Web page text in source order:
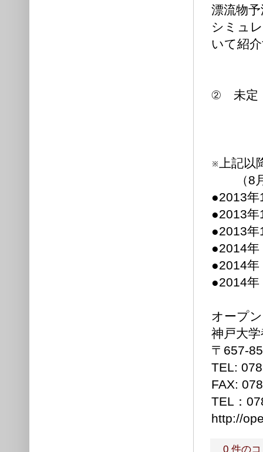
漂流物
シミュ
いて紹
② 未定
※上記以
（8月
●2013年
●2013年
●2013年
●2014年
●2014年
●2014年
オープ
神戸大
〒657-
TEL:
FAX:
TEL：
http://
0 件の